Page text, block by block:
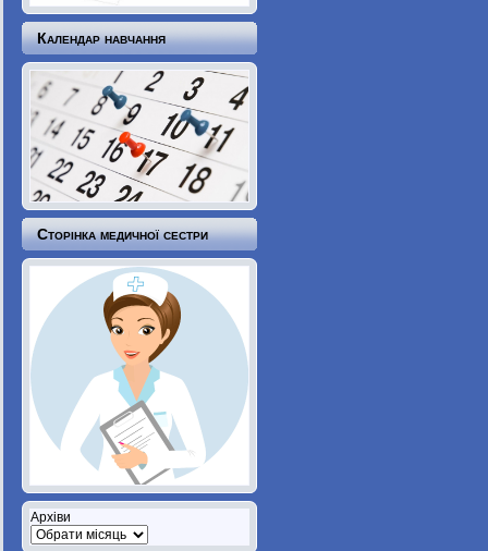
Календар навчання
Сторінка медичної сестри
Архіви